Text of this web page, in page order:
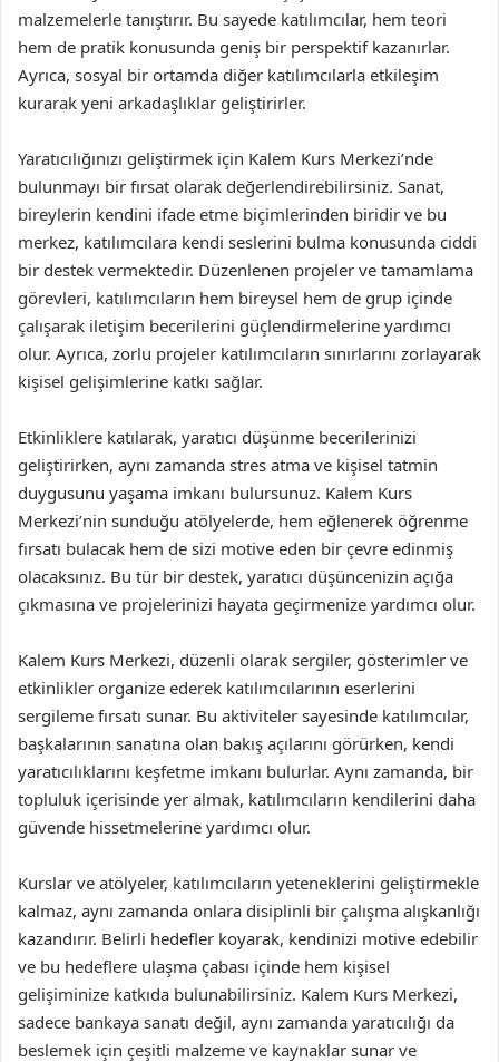
malzemelerle tanıştırır. Bu sayede katılımcılar, hem teori
hem de pratik konusunda geniş bir perspektif kazanırlar.
Ayrıca, sosyal bir ortamda diğer katılımcılarla etkileşim
kurarak yeni arkadaşlıklar geliştirirler.
Yaratıcılığınızı geliştirmek için Kalem Kurs Merkezi’nde
bulunmayı bir fırsat olarak değerlendirebilirsiniz. Sanat,
bireylerin kendini ifade etme biçimlerinden biridir ve bu
merkez, katılımcılara kendi seslerini bulma konusunda ciddi
bir destek vermektedir. Düzenlenen projeler ve tamamlama
görevleri, katılımcıların hem bireysel hem de grup içinde
çalışarak iletişim becerilerini güçlendirmelerine yardımcı
olur. Ayrıca, zorlu projeler katılımcıların sınırlarını zorlayarak
kişisel gelişimlerine katkı sağlar.
Etkinliklere katılarak, yaratıcı düşünme becerilerinizi
geliştirirken, aynı zamanda stres atma ve kişisel tatmin
duygusunu yaşama imkanı bulursunuz. Kalem Kurs
Merkezi’nin sunduğu atölyelerde, hem eğlenerek öğrenme
fırsatı bulacak hem de sizi motive eden bir çevre edinmiş
olacaksınız. Bu tür bir destek, yaratıcı düşüncenizin açığa
çıkmasına ve projelerinizi hayata geçirmenize yardımcı olur.
Kalem Kurs Merkezi, düzenli olarak sergiler, gösterimler ve
etkinlikler organize ederek katılımcılarının eserlerini
sergileme fırsatı sunar. Bu aktiviteler sayesinde katılımcılar,
başkalarının sanatına olan bakış açılarını görürken, kendi
yaratıcılıklarını keşfetme imkanı bulurlar. Aynı zamanda, bir
topluluk içerisinde yer almak, katılımcıların kendilerini daha
güvende hissetmelerine yardımcı olur.
Kurslar ve atölyeler, katılımcıların yeteneklerini geliştirmekle
kalmaz, aynı zamanda onlara disiplinli bir çalışma alışkanlığı
kazandırır. Belirli hedefler koyarak, kendinizi motive edebilir
ve bu hedeflere ulaşma çabası içinde hem kişisel
gelişiminize katkıda bulunabilirsiniz. Kalem Kurs Merkezi,
sadece bankaya sanatı değil, aynı zamanda yaratıcılığı da
beslemek için çeşitli malzeme ve kaynaklar sunar ve